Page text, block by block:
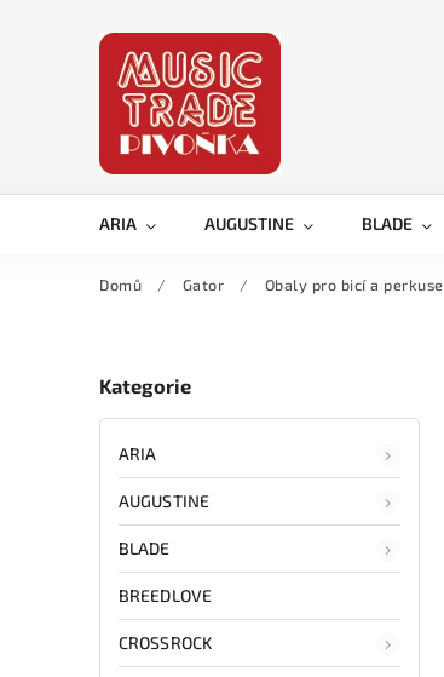
ARIA AUGUSTINE BLADE
Domů / Gator / Obaly pro bicí a perkuse
Kategorie
ARIA
AUGUSTINE
BLADE
BREEDLOVE
CROSSROCK